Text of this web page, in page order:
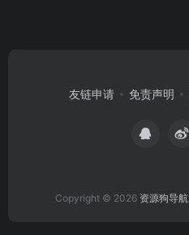
友链申请 免责声明
Copyright © 2026 资源狗导航